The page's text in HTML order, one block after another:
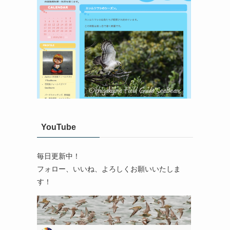
YouTube
毎日更新中！
フォロー、いいね、よろしくお願いいたしま
す！